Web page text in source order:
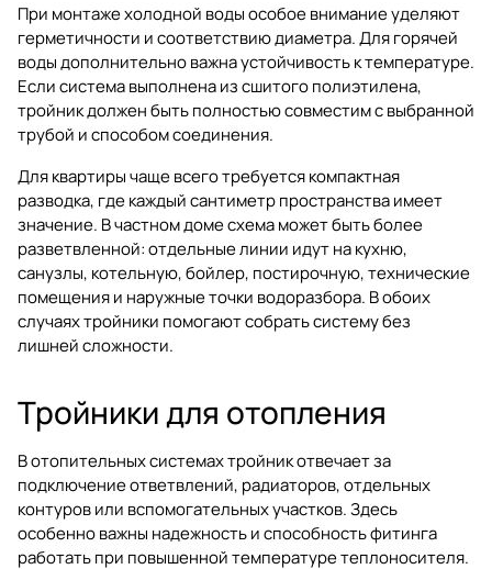
При монтаже холодной воды особое внимание уделяют
герметичности и соответствию диаметра. Для горячей
воды дополнительно важна устойчивость к температуре.
Если система выполнена из сшитого полиэтилена,
тройник должен быть полностью совместим с выбранной
трубой и способом соединения.
Для квартиры чаще всего требуется компактная
разводка, где каждый сантиметр пространства имеет
значение. В частном доме схема может быть более
разветвленной: отдельные линии идут на кухню,
санузлы, котельную, бойлер, постирочную, технические
помещения и наружные точки водоразбора. В обоих
случаях тройники помогают собрать систему без
лишней сложности.
Тройники для отопления
В отопительных системах тройник отвечает за
подключение ответвлений, радиаторов, отдельных
контуров или вспомогательных участков. Здесь
особенно важны надежность и способность фитинга
работать при повышенной температуре теплоносителя.